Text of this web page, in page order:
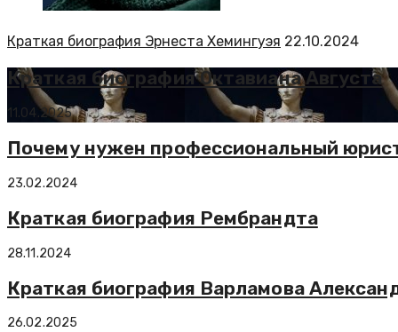
Краткая биография Эрнеста Хемингуэя 22.10.2024
Краткая биография Октавиана Августа
11.04.2025
Почему нужен профессиональный
23.02.2024
Краткая биография Рембрандта
28.11.2024
Краткая биография Варламова
26.02.2025